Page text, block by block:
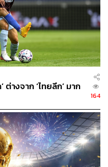
TEAM
ร THE STANDARD
ต่างจาก ‘ไทยลีก’ มาก
164